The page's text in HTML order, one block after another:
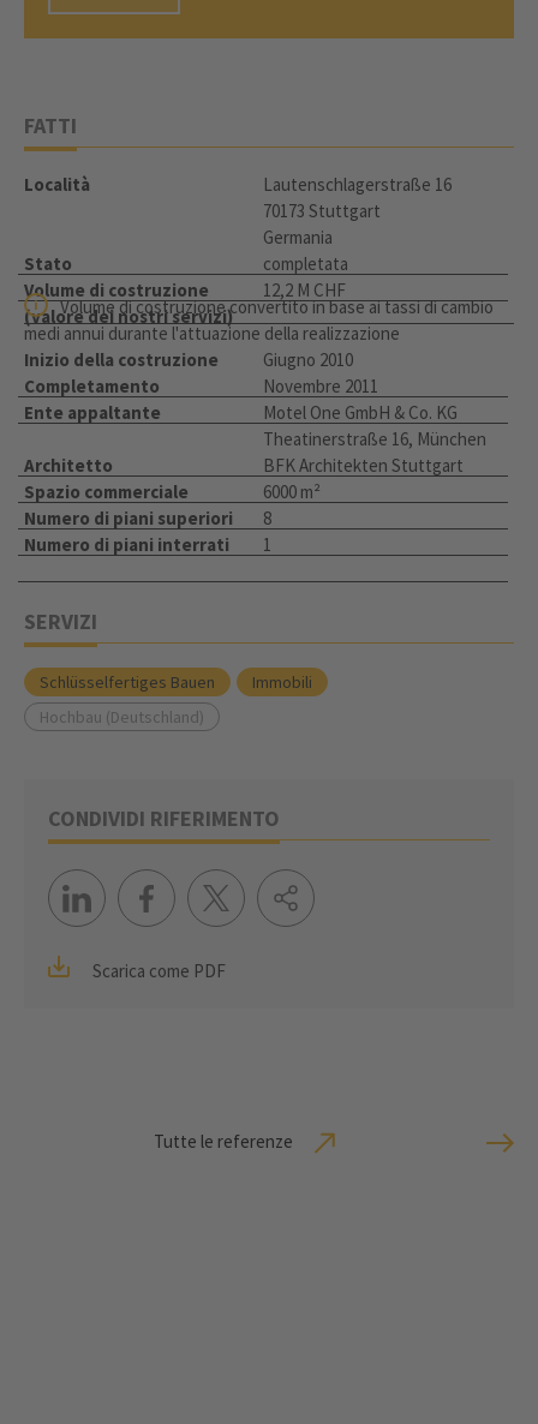
FATTI
Località
Lautenschlagerstraße 16
70173 Stuttgart
Germania
Stato
completata
Volume di costruzione
(valore dei nostri servizi)
12,2 M CHF
Volume di costruzione convertito in base ai tassi di cambio
medi annui durante l'attuazione della realizzazione
Inizio della costruzione
Giugno 2010
Completamento
Novembre 2011
Ente appaltante
Motel One GmbH & Co. KG
Theatinerstraße 16, München
Architetto
BFK Architekten Stuttgart
Spazio commerciale
6000 m²
Numero di piani superiori
8
Numero di piani interrati
1
SERVIZI
Schlüsselfertiges Bauen
Immobili
Hochbau (Deutschland)
CONDIVIDI RIFERIMENTO
Scarica come PDF
Tutte le referenze